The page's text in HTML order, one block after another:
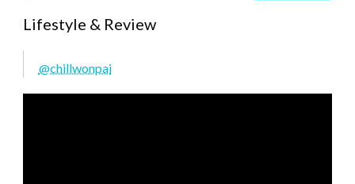
Lifestyle & Review
@chillwonpai